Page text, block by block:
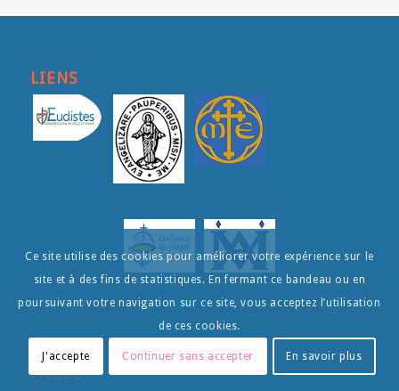
LIENS
PAGES
Ce site utilise des cookies pour améliorer votre expérience sur le
site et à des fins de statistiques. En fermant ce bandeau ou en
poursuivant votre navigation sur ce site, vous acceptez l’utilisation
de ces cookies.
J'accepte Continuer sans accepter En savoir plus